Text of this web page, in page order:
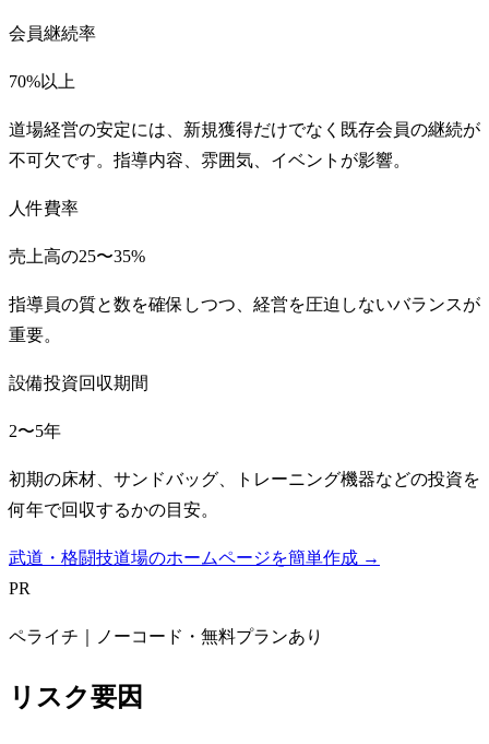
会員継続率
70%以上
道場経営の安定には、新規獲得だけでなく既存会員の継続が
不可欠です。指導内容、雰囲気、イベントが影響。
人件費率
売上高の25〜35%
指導員の質と数を確保しつつ、経営を圧迫しないバランスが
重要。
設備投資回収期間
2〜5年
初期の床材、サンドバッグ、トレーニング機器などの投資を
何年で回収するかの目安。
武道・格闘技道場のホームページを簡単作成 →
PR
ペライチ｜ノーコード・無料プランあり
リスク要因